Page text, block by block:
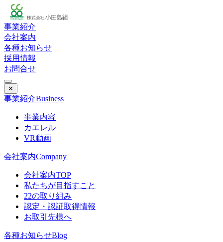
事業紹介
会社案内
各種お知らせ
採用情報
お問合せ
✕
事業紹介Business
事業内容
カエレル
VR動画
会社案内Company
会社案内TOP
私たちが目指すこと
22の取り組み
認定・認証取得情報
お取引先様へ
各種お知らせBlog